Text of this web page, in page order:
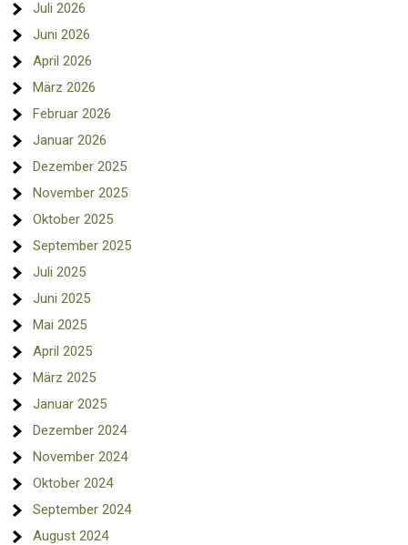
Juli 2026
Juni 2026
April 2026
März 2026
Februar 2026
Januar 2026
Dezember 2025
November 2025
Oktober 2025
September 2025
Juli 2025
Juni 2025
Mai 2025
April 2025
März 2025
Januar 2025
Dezember 2024
November 2024
Oktober 2024
September 2024
August 2024